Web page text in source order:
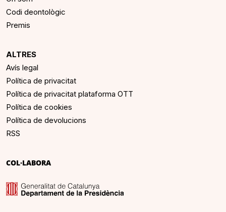
Codi deontològic
Premis
ALTRES
Avís legal
Política de privacitat
Política de privacitat plataforma OTT
Política de cookies
Política de devolucions
RSS
COL·LABORA